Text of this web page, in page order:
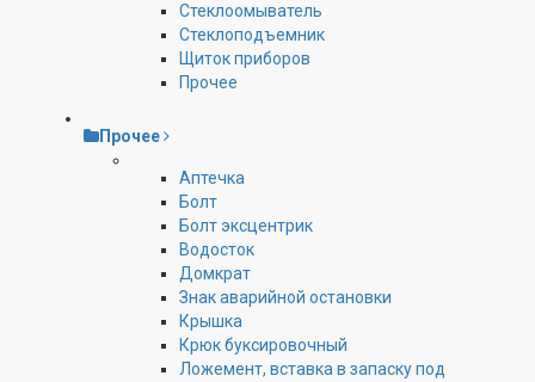
Стеклоомыватель
Стеклоподъемник
Щиток приборов
Прочее
Прочее
Аптечка
Болт
Болт эксцентрик
Водосток
Домкрат
Знак аварийной остановки
Крышка
Крюк буксировочный
Ложемент, вставка в запаску под